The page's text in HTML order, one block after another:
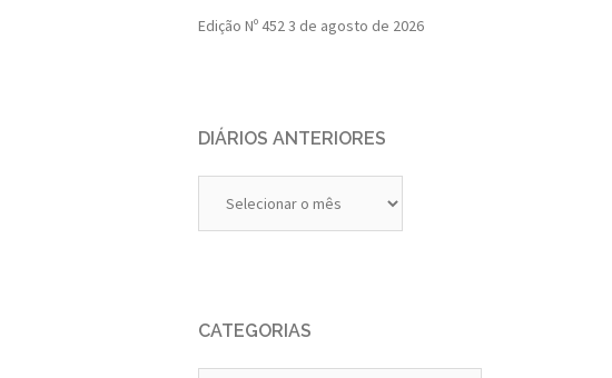
Edição Nº 4523 de agosto de 2026
DIÁRIOS ANTERIORES
Anteriores
CATEGORIAS